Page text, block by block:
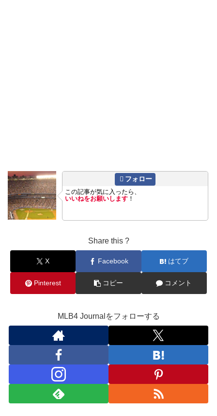
フォロー
この記事が気に入ったら、
いいねをお願いします ！
Share this ?
X Facebook はてブ
Pinterest コピー コメント
MLB4 Journalをフォローする